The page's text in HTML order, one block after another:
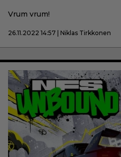
Vrum vrum!
26.11.2022 14:57 | Niklas Tirkkonen